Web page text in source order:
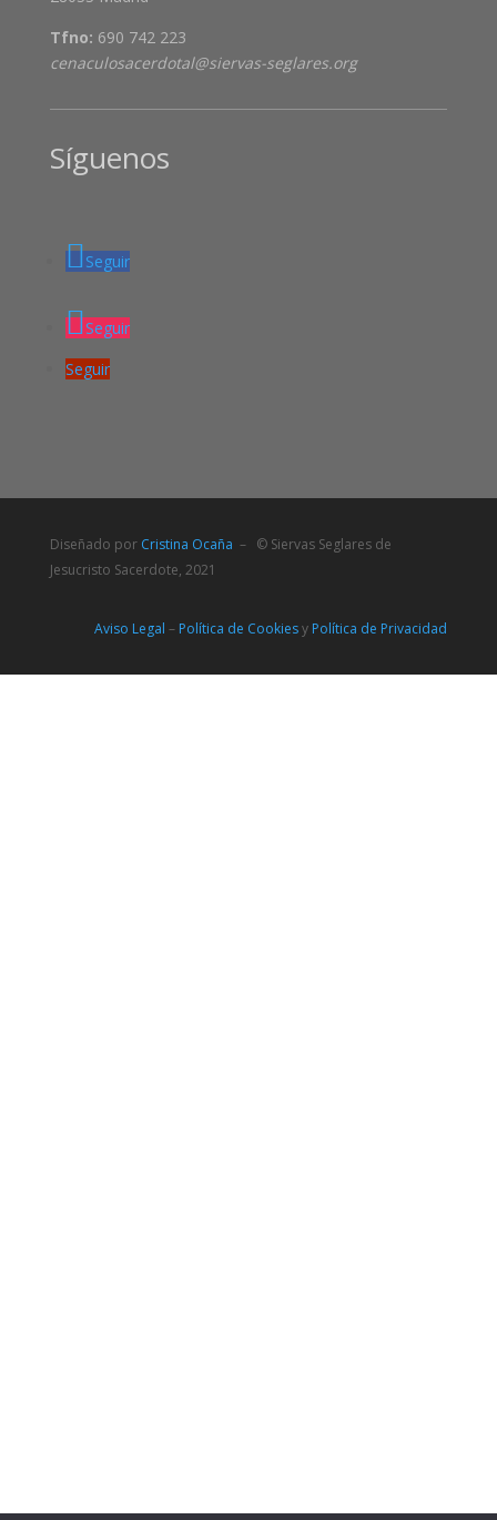
Tfno: 690 742 223
cenaculosacerdotal@siervas-seglares.org
Síguenos
Seguir
Seguir
Seguir
Diseñado por Cristina Ocaña – © Siervas Seglares de
Jesucristo Sacerdote, 2021
Aviso Legal – Política de Cookiesy Política de Privacidad